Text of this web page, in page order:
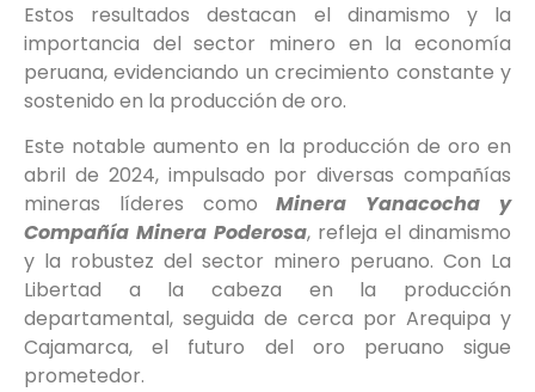
Estos resultados destacan el dinamismo y la
importancia del sector minero en la economía
peruana, evidenciando un crecimiento constante y
sostenido en la producción de oro.
Este notable aumento en la producción de oro en
abril de 2024, impulsado por diversas compañías
mineras líderes comoMinera Yanacocha y
Compañía Minera Poderosa, refleja el dinamismo
y la robustez del sector minero peruano. Con La
Libertad a la cabeza en la producción
departamental, seguida de cerca por Arequipa y
Cajamarca, el futuro del oro peruano sigue
prometedor.